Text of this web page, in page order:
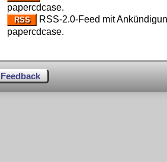
papercdcase.
RSS
RSS-2.0-Feed mit
papercdcase.
Feedback